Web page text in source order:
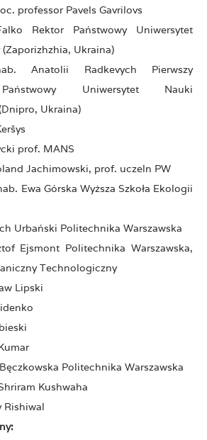
professor Pavels Gavrilovs
Rektor Państwowy Uniwersytet
Ukraina)
Anatolii Radkevych Pierwszy
Uniwersytet Nauki
Ukraina)
prof. MANS
Jachimowski, prof. uczeln PW
Ewa Górska Wyższa Szkoła Ekologii
Urbański Politechnika Warszawska
Ejsmont Politechnika Warszawska,
Technologiczny
Lipski
Politechnika Warszawska
Kushwaha
Rishiwal